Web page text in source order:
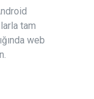
tam
web